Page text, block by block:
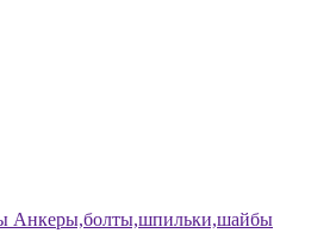
Анкеры,болты,шпильки,шайбы